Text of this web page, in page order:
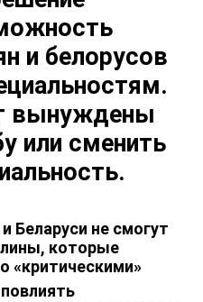
и белорусов
вынуждены
или сменить
Беларуси не смогут
которые
«критическими»